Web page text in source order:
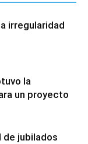
irregularidad
la
un proyecto
jubilados